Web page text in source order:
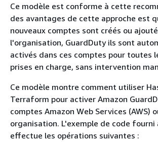
Ce modèle est conforme à cette
des avantages de cette approche est
nouveaux comptes sont créés ou
l'organisation, GuardDuty ils sont
activés dans ces comptes pour toutes
prises en charge, sans intervention
Ce modèle montre comment utiliser
Terraform pour activer Amazon
comptes Amazon Web Services (AWS)
organisation. L'exemple de code fourni
effectue les opérations suivantes :